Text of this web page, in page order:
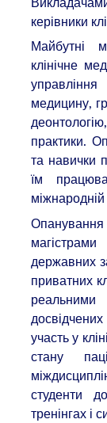
керівники
Майбутні
клінічне
управління
медицину,
практики.
та навички
їм
державних
приватних
участь у
стану
студенти
тренінгах і